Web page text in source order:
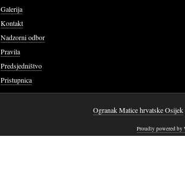
Galerija
Kontakt
Nadzorni odbor
Pravila
Predsjedništvo
Pristupnica
Ogranak Matice hrvatske Osijek
Proudly powered by